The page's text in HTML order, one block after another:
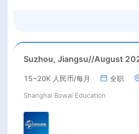
15~20K 人民币/每月 全职
Shanghai Bowai Education